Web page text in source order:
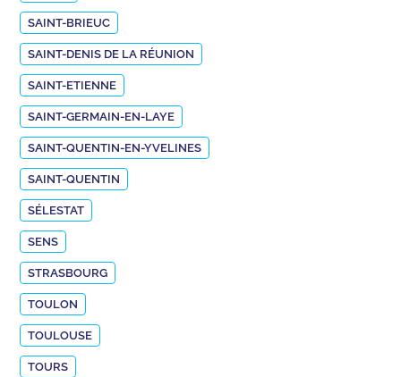
SAINT-BRIEUC
SAINT-DENIS DE LA RÉUNION
SAINT-ETIENNE
SAINT-GERMAIN-EN-LAYE
SAINT-QUENTIN-EN-YVELINES
SAINT-QUENTIN
SÉLESTAT
SENS
STRASBOURG
TOULON
TOULOUSE
TOURS